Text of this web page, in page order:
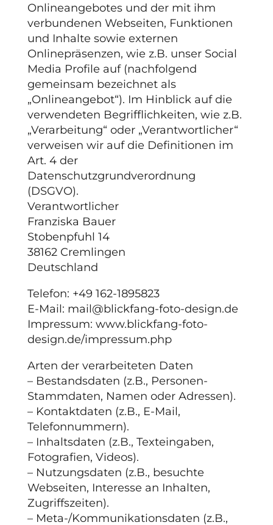
Onlineangebotes und der mit ihm
verbundenen Webseiten, Funktionen
und Inhalte sowie externen
Onlinepräsenzen, wie z.B. unser Social
Media Profile auf (nachfolgend
gemeinsam bezeichnet als
„Onlineangebot“). Im Hinblick auf die
verwendeten Begrifflichkeiten, wie z.B.
„Verarbeitung“ oder „Verantwortlicher“
verweisen wir auf die Definitionen im
Art. 4 der
Datenschutzgrundverordnung
(DSGVO).
Verantwortlicher
Franziska Bauer
Stobenpfuhl 14
38162 Cremlingen
Deutschland
Telefon: +49 162-1895823
E-Mail: mail@blickfang-foto-design.de
Impressum: www.blickfang-foto-
design.de/impressum.php
Arten der verarbeiteten Daten
– Bestandsdaten (z.B., Personen-
Stammdaten, Namen oder Adressen).
– Kontaktdaten (z.B., E-Mail,
Telefonnummern).
– Inhaltsdaten (z.B., Texteingaben,
Fotografien, Videos).
– Nutzungsdaten (z.B., besuchte
Webseiten, Interesse an Inhalten,
Zugriffszeiten).
– Meta-/Kommunikationsdaten (z.B.,